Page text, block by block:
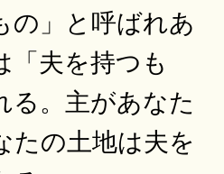
の」と呼ばれあ
「夫を持つも
る。主があなた
たの土地は夫を